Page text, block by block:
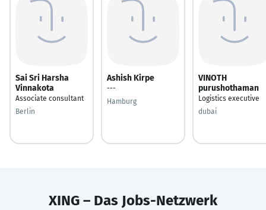
Sai Sri Harsha
Vinnakota
Associate consultant
Berlin
Ashish Kirpe
---
Hamburg
VINOTH
purushothaman
Logistics executive
dubai
XING – Das Jobs-Netzwerk